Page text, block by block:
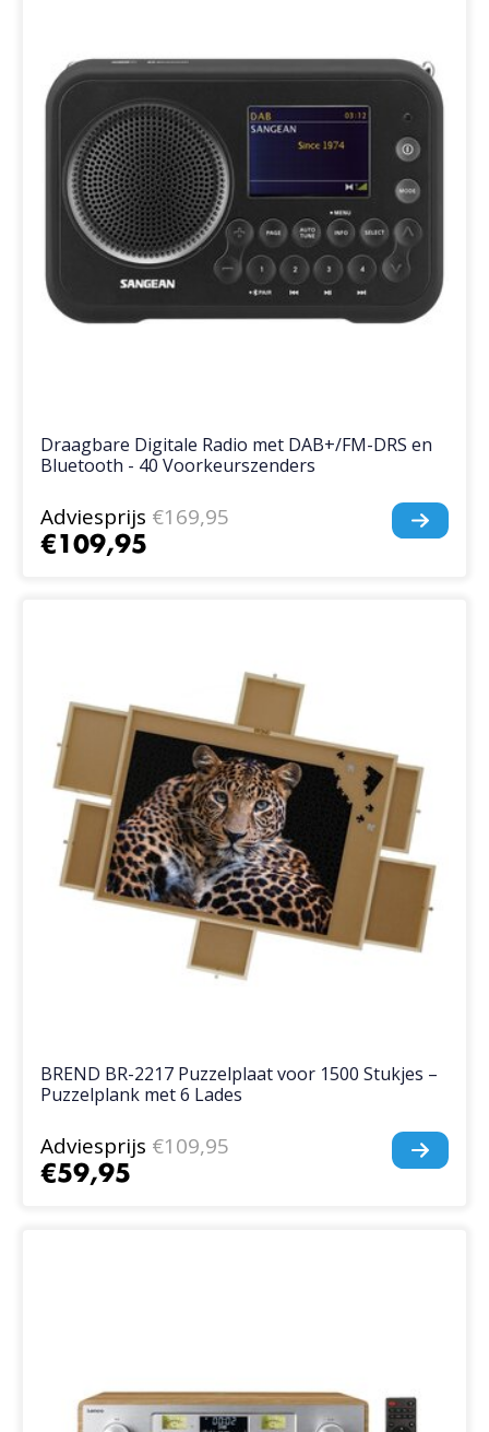
Draagbare Digitale Radio met DAB+/FM-DRS en
Bluetooth - 40 Voorkeurszenders
Adviesprijs €169,95
€109,95
BREND BR-2217 Puzzelplaat voor 1500 Stukjes –
Puzzelplank met 6 Lades
Adviesprijs €109,95
€59,95